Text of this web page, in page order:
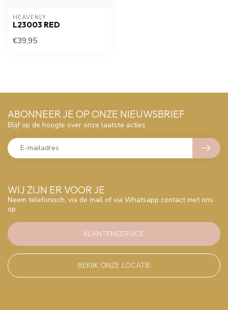
HEAVENLY
L23003 RED
€39,95
WIJ ZIJN ER VOOR JE
Neem telefonisch, via de mail of via Whatsapp contact met ons
op
KLANTENSERVICE
BEKIJK ONZE LOCATIE
ABONNEER JE OP ONZE NIEUWSBRIEF
Blijf op de hoogte over onze laatste acties